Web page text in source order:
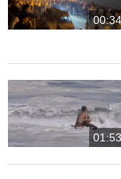
00:34
01:53